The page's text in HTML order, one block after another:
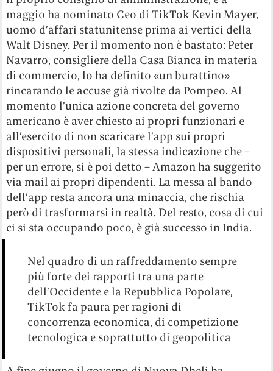
maggio ha nominato Ceo di TikTok Kevin Mayer,
uomo d’affari statunitense prima ai vertici della
Walt Disney. Per il momento non è bastato: Peter
Navarro, consigliere della Casa Bianca in materia
di commercio, lo ha definito «un burattino»
rincarando le accuse già rivolte da Pompeo. Al
momento l’unica azione concreta del governo
americano è aver chiesto ai propri funzionari e
all’esercito di non scaricare l’app sui propri
dispositivi personali, la stessa indicazione che –
per un errore, si è poi detto – Amazon ha suggerito
via mail ai propri dipendenti. La messa al bando
dell’app resta ancora una minaccia, che rischia
però di trasformarsi in realtà. Del resto, cosa di cui
ci si sta occupando poco, è già successo in India.
Nel quadro di un raffreddamento sempre
più forte dei rapporti tra una parte
dell’Occidente e la Repubblica Popolare,
TikTok fa paura per ragioni di
concorrenza economica, di competizione
tecnologica e soprattutto di geopolitica